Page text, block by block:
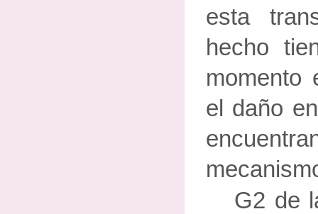
esta
hecho
momento
el daño
G2 de